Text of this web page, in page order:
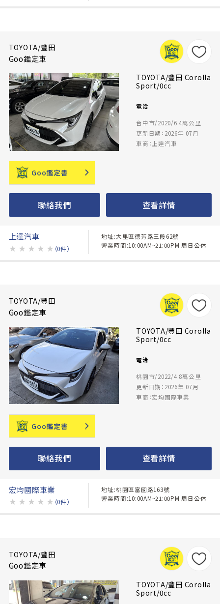
TOYOTA/豐田
Goo鑑定車
TOYOTA/豐田 Corolla
Sport/0cc
電洽
台中市/2020/6.4萬公里
更新日期：2026年 07月
車商：上達汽車
Goo鑑定書
聯絡我們 查看詳情
上達汽車
★ ★ ★ ★ ★ （0件）
地址:大里區德芳路三段62號
營業時間:10:00AM~21:00PM 周日公休
TOYOTA/豐田
Goo鑑定車
TOYOTA/豐田 Corolla
Sport/0cc
電洽
桃園市/2022/4.8萬公里
更新日期：2026年 07月
車商：宏均國際車業
Goo鑑定書
聯絡我們 查看詳情
宏均國際車業
★ ★ ★ ★ ★ （0件）
地址:桃園區富國路163號
營業時間:10:00AM~21:00PM 周日公休
TOYOTA/豐田
Goo鑑定車
TOYOTA/豐田 Corolla
Sport/0cc